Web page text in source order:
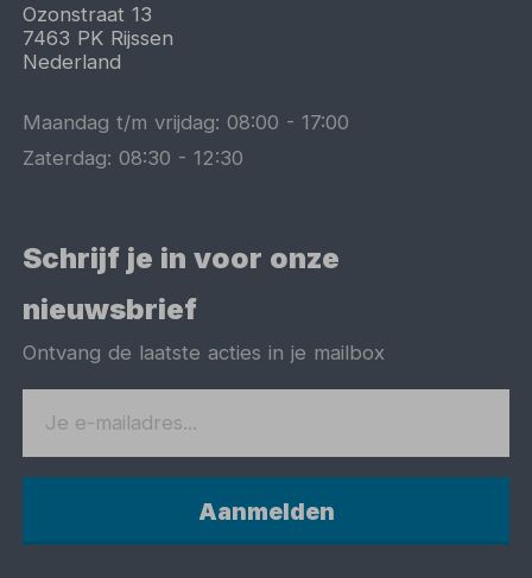
Ozonstraat 13
7463 PK Rijssen
Nederland
Maandag t/m vrijdag:08:00 -17:00
Zaterdag:08:30 -12:30
Schrijf je in voor onze
nieuwsbrief
Ontvang de laatste acties in je mailbox
Aanmelden